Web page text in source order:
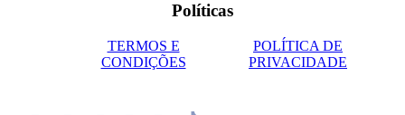
Políticas
TERMOS E
CONDIÇÕES
POLÍTICA DE
PRIVACIDADE